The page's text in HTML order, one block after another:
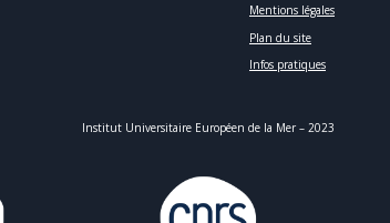
Mentions légales
Plan du site
Infos pratiques
Institut Universitaire Européen de la Mer – 2023